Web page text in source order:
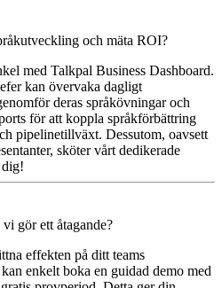
och mäta ROI?
med Talkpal Business Dashboard.
kan övervaka dagligt
deras språkövningar och
för att koppla språkförbättring
pipelinetillväxt. Dessutom, oavsett
sköter vårt dedikerade
dig!
gör ett åtagande?
effekten på ditt teams
enkelt boka en guidad demo med